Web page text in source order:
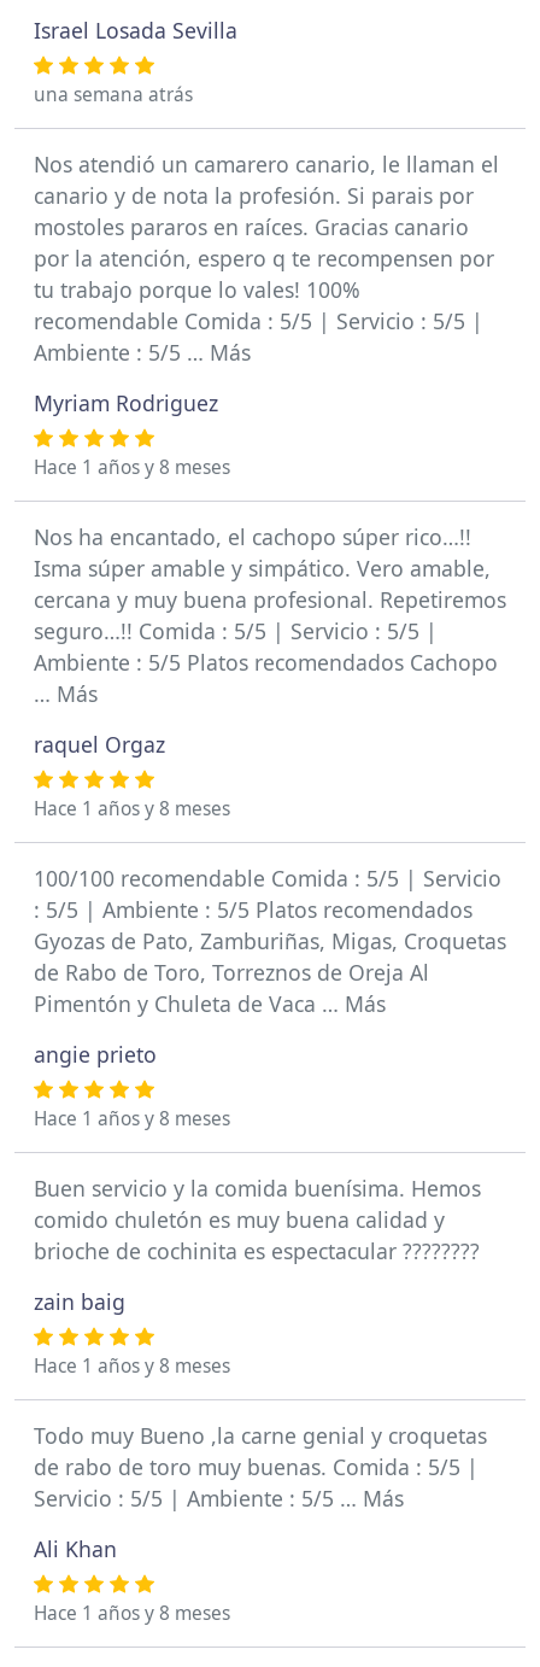
Israel Losada Sevilla
una semana atrás
Nos atendió un camarero canario, le llaman el
canario y de nota la profesión. Si parais por
mostoles pararos en raíces. Gracias canario
por la atención, espero q te recompensen por
tu trabajo porque lo vales! 100%
recomendable Comida : 5/5 | Servicio : 5/5 |
Ambiente : 5/5 … Más
Myriam Rodriguez
Hace 1 años y 8 meses
Nos ha encantado, el cachopo súper rico…!!
Isma súper amable y simpático. Vero amable,
cercana y muy buena profesional. Repetiremos
seguro…!! Comida : 5/5 | Servicio : 5/5 |
Ambiente : 5/5 Platos recomendados Cachopo
… Más
raquel Orgaz
Hace 1 años y 8 meses
100/100 recomendable Comida : 5/5 | Servicio
: 5/5 | Ambiente : 5/5 Platos recomendados
Gyozas de Pato, Zamburiñas, Migas, Croquetas
de Rabo de Toro, Torreznos de Oreja Al
Pimentón y Chuleta de Vaca … Más
angie prieto
Hace 1 años y 8 meses
Buen servicio y la comida buenísima. Hemos
comido chuletón es muy buena calidad y
brioche de cochinita es espectacular ????????
zain baig
Hace 1 años y 8 meses
Todo muy Bueno ,la carne genial y croquetas
de rabo de toro muy buenas. Comida : 5/5 |
Servicio : 5/5 | Ambiente : 5/5 … Más
Ali Khan
Hace 1 años y 8 meses